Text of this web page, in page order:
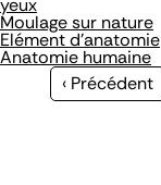
yeux
Moulage sur nature
Elément d'anatomie
Anatomie humaine
Page
‹ Précédent